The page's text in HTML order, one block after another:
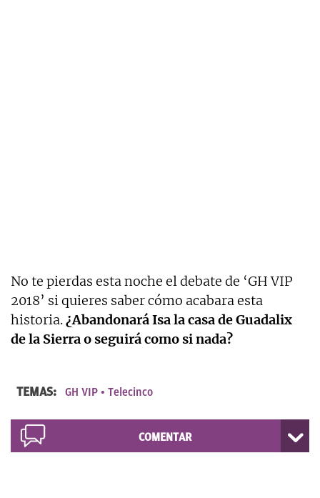
No te pierdas esta noche el debate de ‘GH VIP
2018’ si quieres saber cómo acabara esta
historia.¿Abandonará Isa la casa de Guadalix
de la Sierra o seguirá como si nada?
TEMAS: GH VIP Telecinco
COMENTAR